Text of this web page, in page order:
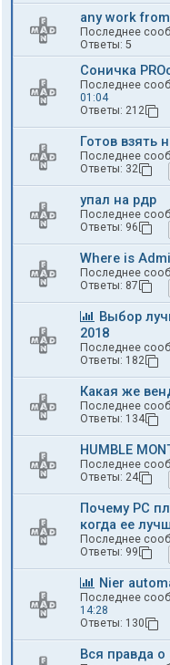
any work
Последнее
Ответы: 5
Соничка
Последнее
01:04
Ответы: 212
Готов взять
Последнее
Ответы: 32
упал на рдр
Последнее
Ответы: 96
Where is
Последнее
Ответы: 87
Выбор
2018
Последнее
Ответы: 182
Какая же
Последнее
Ответы: 134
HUMBLE
Последнее
Ответы: 24
Почему PC
когда ее
Последнее
Ответы: 99
Nier
Последнее
14:28
Ответы: 130
Вся правда о